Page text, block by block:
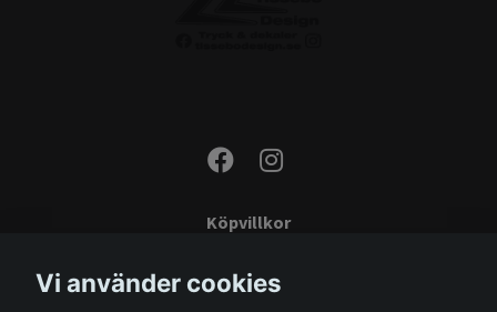
Köpvillkor
Monteringsinstruktioner
Vi använder cookies